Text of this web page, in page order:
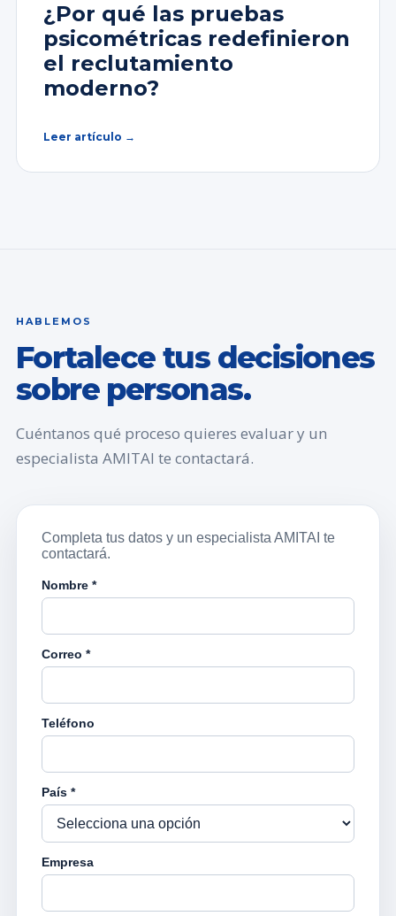
¿Por qué las pruebas
psicométricas redefinieron
el reclutamiento
moderno?
Leer artículo →
HABLEMOS
Fortalece tus decisiones
sobre personas.
Cuéntanos qué proceso quieres evaluar y un
especialista AMITAI te contactará.